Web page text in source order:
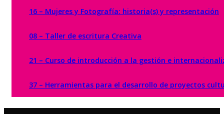
16 – Mujeres y Fotografía: historia(s) y representación
08 – Taller de escritura Creativa
21 – Curso de introducción a la gestión e
37 – Herramientas para el desarrollo de proyectos